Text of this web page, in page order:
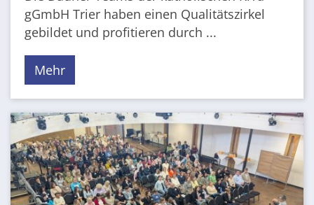
gGmbH Trier haben einen Qualitätszirkel
gebildet und profitieren durch ...
Mehr